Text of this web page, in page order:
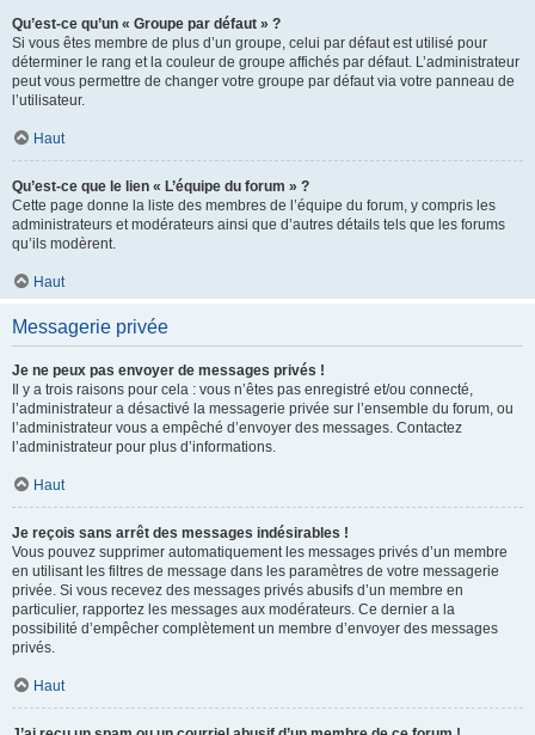
Qu’est-ce qu’un « Groupe par défaut » ?
Si vous êtes membre de plus d’un groupe, celui par défaut est utilisé pour
déterminer le rang et la couleur de groupe affichés par défaut. L’administrateur
peut vous permettre de changer votre groupe par défaut via votre panneau de
l’utilisateur.
Haut
Qu’est-ce que le lien « L’équipe du forum » ?
Cette page donne la liste des membres de l’équipe du forum, y compris les
administrateurs et modérateurs ainsi que d’autres détails tels que les forums
qu’ils modèrent.
Haut
Messagerie privée
Je ne peux pas envoyer de messages privés !
Il y a trois raisons pour cela : vous n’êtes pas enregistré et/ou connecté,
l’administrateur a désactivé la messagerie privée sur l’ensemble du forum, ou
l’administrateur vous a empêché d’envoyer des messages. Contactez
l’administrateur pour plus d’informations.
Haut
Je reçois sans arrêt des messages indésirables !
Vous pouvez supprimer automatiquement les messages privés d’un membre
en utilisant les filtres de message dans les paramètres de votre messagerie
privée. Si vous recevez des messages privés abusifs d’un membre en
particulier, rapportez les messages aux modérateurs. Ce dernier a la
possibilité d’empêcher complètement un membre d’envoyer des messages
privés.
Haut